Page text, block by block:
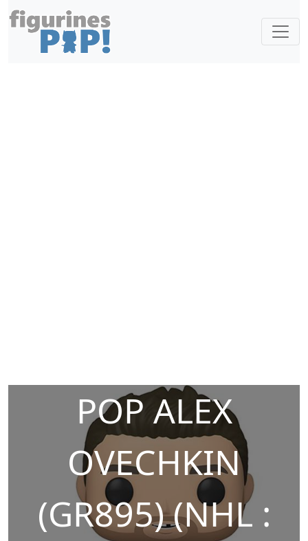
POP ALEX
OVECHKIN
(GR895) (NHL :